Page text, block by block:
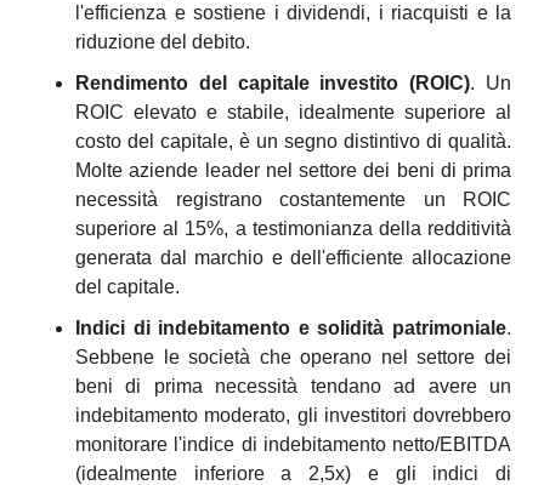
l'efficienza e sostiene i dividendi, i riacquisti e la
riduzione del debito.
Rendimento del capitale investito (ROIC). Un
ROIC elevato e stabile, idealmente superiore al
costo del capitale, è un segno distintivo di qualità.
Molte aziende leader nel settore dei beni di prima
necessità registrano costantemente un ROIC
superiore al 15%, a testimonianza della redditività
generata dal marchio e dell'efficiente allocazione
del capitale.
Indici di indebitamento e solidità patrimoniale.
Sebbene le società che operano nel settore dei
beni di prima necessità tendano ad avere un
indebitamento moderato, gli investitori dovrebbero
monitorare l'indice di indebitamento netto/EBITDA
(idealmente inferiore a 2,5x) e gli indici di